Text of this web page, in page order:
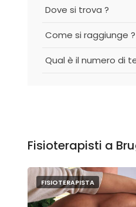
Dove si trova ?
Come si raggiunge ?
Qual è il numero di
Fisioterapisti a
FISIOTERAPISTA